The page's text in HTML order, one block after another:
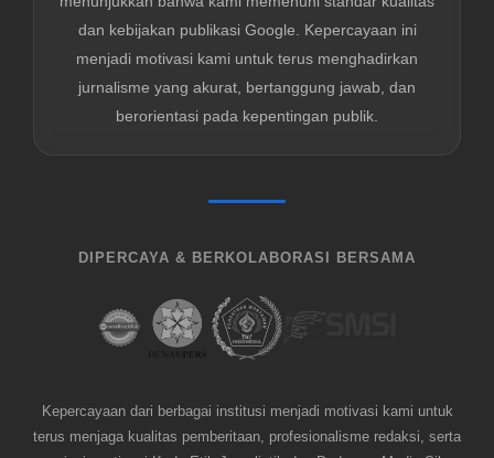
dan kebijakan publikasi Google. Kepercayaan ini
menjadi motivasi kami untuk terus menghadirkan
jurnalisme yang akurat, bertanggung jawab, dan
berorientasi pada kepentingan publik.
DIPERCAYA & BERKOLABORASI BERSAMA
Kepercayaan dari berbagai institusi menjadi motivasi kami untuk
terus menjaga kualitas pemberitaan, profesionalisme redaksi, serta